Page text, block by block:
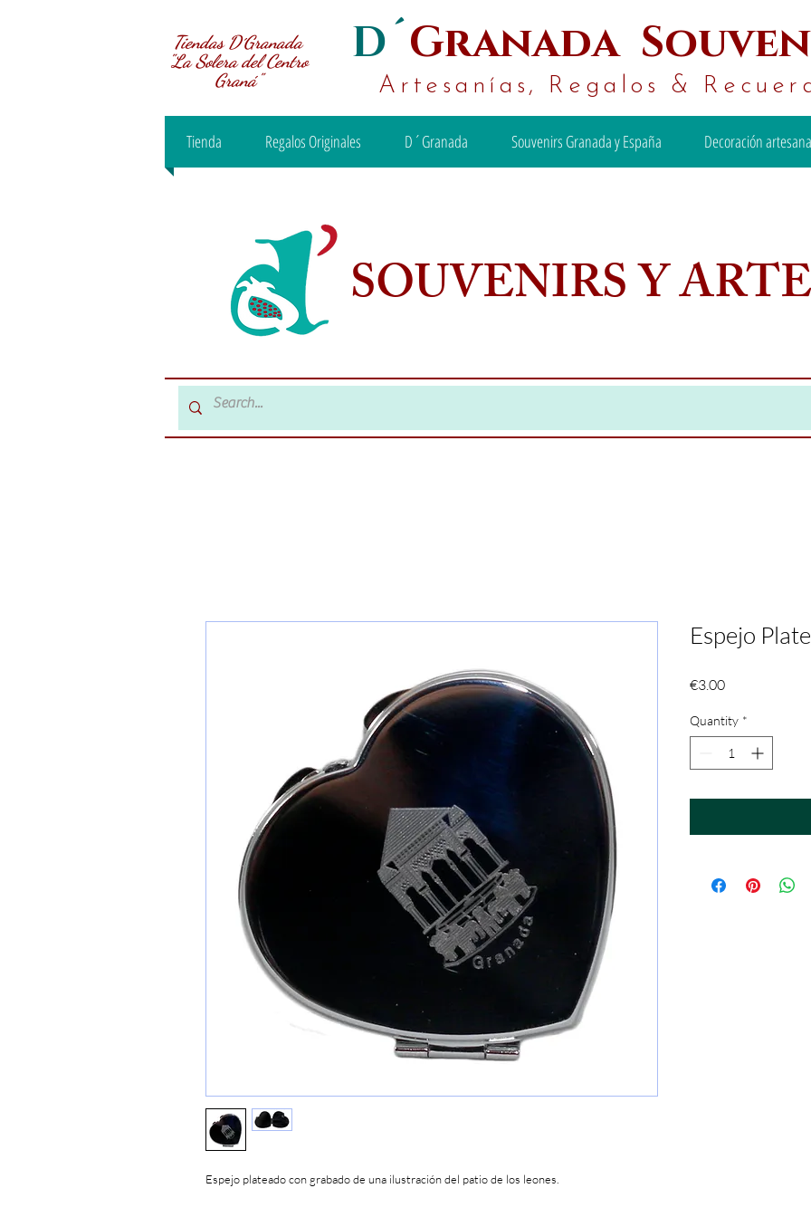
Tiendas D´Granada
"La Solera del Centro
Graná"
D´Granada
Artesanías, Regalos &
Tienda Regalos Originales D´Granada Souvenirs Granada y España Decoración
SOUVENIRS Y
Espejo plateado con grabado de una ilustración del patio de los leones.
Espejo
€3.00Price
Quantity *